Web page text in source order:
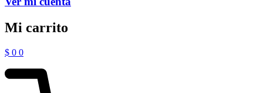
Mi carrito
$ 0 0